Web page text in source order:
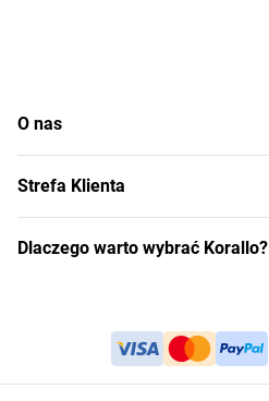
O nas
Strefa Klienta
Dlaczego warto wybrać Korallo?